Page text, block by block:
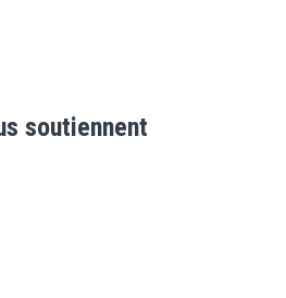
soutiennent